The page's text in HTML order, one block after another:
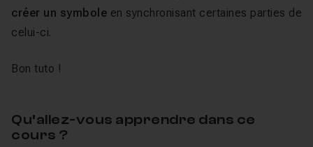
créer un symbole en synchronisant certaines parties de
celui-ci.
Bon tuto !
Qu’allez-vous apprendre dans ce
cours ?